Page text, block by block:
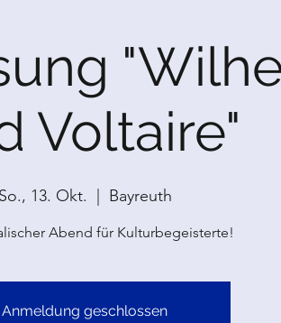
Voltaire"
So., 13. Okt. Bayreuth
Abend für Kulturbegeisterte!
Anmeldung geschlossen